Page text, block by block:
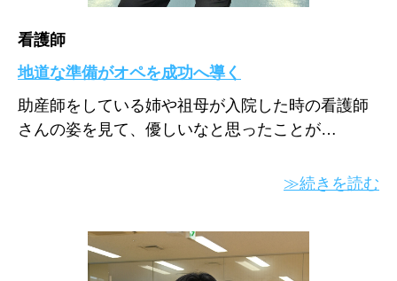
看護師
地道な準備がオペを成功へ導く
助産師をしている姉や祖母が入院した時の看護師
さんの姿を見て、優しいなと思ったことが…
≫続きを読む